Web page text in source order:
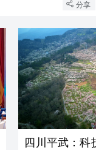
分享
四川平武：科